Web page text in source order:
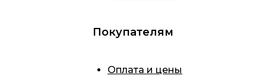
Покупателям
Оплата и цены